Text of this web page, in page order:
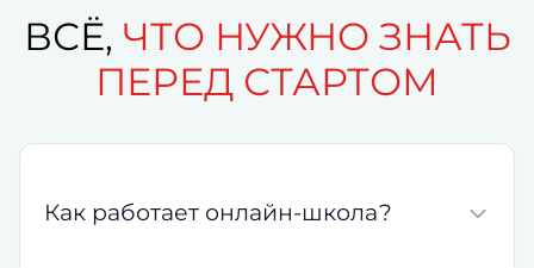
ВСЁ, ЧТО НУЖНО ЗНАТЬ
ПЕРЕД СТАРТОМ
Как работает онлайн-школа?